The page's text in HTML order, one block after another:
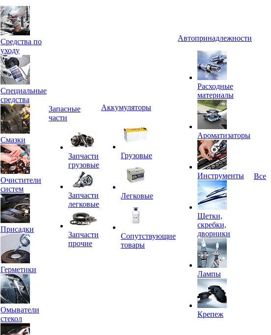
Средства по
уходу
Специальные
средства
Смазки
Очистители
систем
Присадки
Герметики
Омыватели
стекол
Запасные
части
Запчасти
грузовые
Запчасти
легковые
Запчасти
прочие
Аккумуляторы
Грузовые
Легковые
Сопутствующие
товары
Автопринадлежности
Расходные
материалы
Ароматизаторы
Инструменты
Щетки,
скребки,
дворники
Лампы
Крепеж
Все